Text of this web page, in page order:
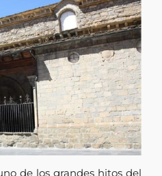
de los grandes hitos del